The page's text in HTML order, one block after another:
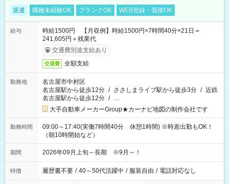
派遣 職種未経験OK ブランクOK WEB登録・面接OK
給与
時給1500円 【月収例】時給1500円×7時間40分×21日＝
241,605円＋残業代
交通費別途支給あり
交通費 全額支給
勤務地
名古屋市中村区
名古屋駅から徒歩12分 / ささしまライブ駅から徒歩3分 / 近鉄
名古屋駅から徒歩12分 / …
大手自動車メーカーGroup★カーナビ地図の制作会社です
勤務時間
09:00～17:40(実働7時間40分 休憩1時間) ※時差出勤もOK！
（朝10時開始など）
期間 2026年09月上旬～長期 ※9月～！
特徴 履歴書不要 / 40～50代活躍中 / 服装自由 / 電話対応なし